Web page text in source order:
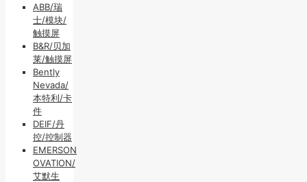
ABB/瑞
士/模块/
触摸屏
B&R/贝加
莱/触摸屏
Bently
Nevada/
本特利/卡
件
DEIF/丹
控/控制器
EMERSON
OVATION/
艾默生